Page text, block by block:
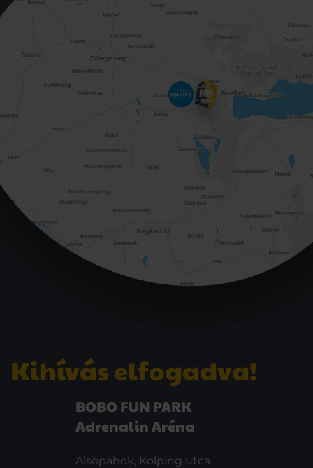
Kihívás elfogadva!
BOBO FUN PARK
Adrenalin Aréna
Alsópáhok, Kolping utca